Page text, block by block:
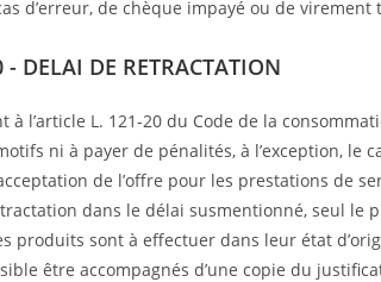
d’erreur, de chèque impayé ou de
- DELAI DE RETRACTATION
à l’article L. 121-20 du Code de la
ni à payer de pénalités, à l’exception, le
de l’offre pour les prestations de
dans le délai susmentionné, seul le
produits sont à effectuer dans leur état
être accompagnés d’une copie du